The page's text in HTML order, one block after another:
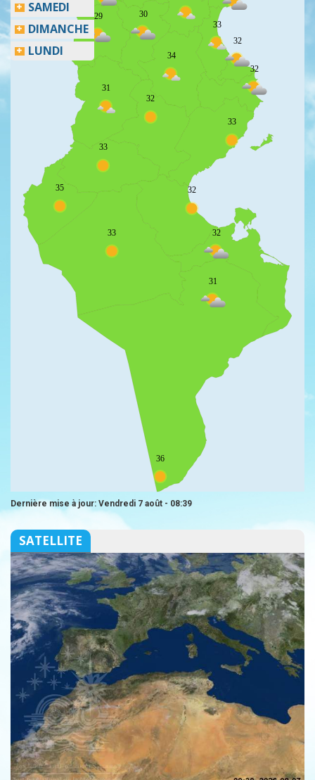
30
29
34
33
32
32
31
32
33
32
33
35
33 32
31
36
SAMEDI
DIMANCHE
LUNDI
Dernière mise à jour: Vendredi 7 août - 08:39
SATELLITE